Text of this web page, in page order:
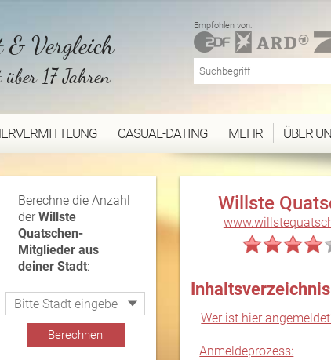
& Vergleich
über 17 Jahren
Empfohlen von:
CASUAL-DATING MEHR ÜBER
Willste
Inhaltsverzeichnis
Wer ist hier
Anmeldeprozess:
Berechne die Anzahl
derWillste
Quatschen-
Mitglieder aus
deiner Stadt: